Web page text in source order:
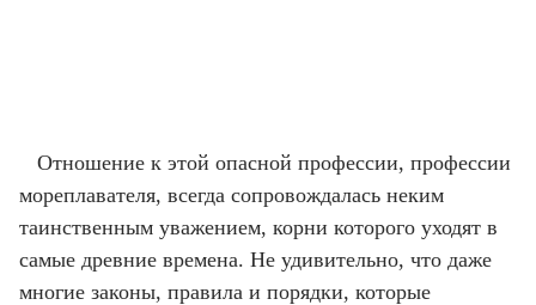
Отношение к этой опасной профессии, профессии
мореплавателя, всегда сопровождалась неким
таинственным уважением, корни которого уходят в
самые древние времена. Не удивительно, что даже
многие законы, правила и порядки, которые